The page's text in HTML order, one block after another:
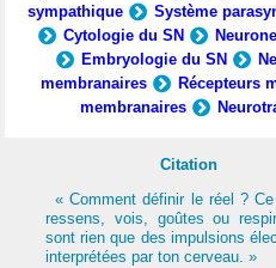
sympathique
Système
Cytologie du SN
Embryologie du SN
membranaires
Récepteurs
membranaires
Citation
« Comment définir le réel ?
ressens, vois, goûtes ou
sont rien que des impulsions
interprétées par ton cerveau. »